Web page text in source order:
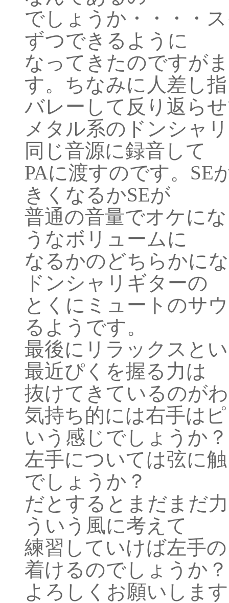
でしょうか・・・・
ずつできるように
なってきたのですが
す。ちなみに人差し
バレーして反り返ら
メタル系のドンシャ
同じ音源に録音して
PAに渡すのです。SE
きくなるかSEが
普通の音量でオケに
うなボリュームに
なるかのどちらかに
ドンシャリギターの
とくにミュートのサ
るようです。
最後にリラックスと
最近ぴくを握る力は
抜けてきているのが
気持ち的には右手は
いう感じでしょうか？
左手については弦に
でしょうか？
だとするとまだまだ
ういう風に考えて
練習していけば左手
着けるのでしょうか？
よろしくお願いしま